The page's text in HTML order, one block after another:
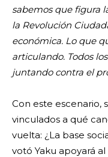
sabemos que figura
la Revolución
económica. Lo que
articulando. Todos
juntando contra el
Con este escenario,
vinculados a qué
vuelta: ¿La base
votó Yaku apoyará al